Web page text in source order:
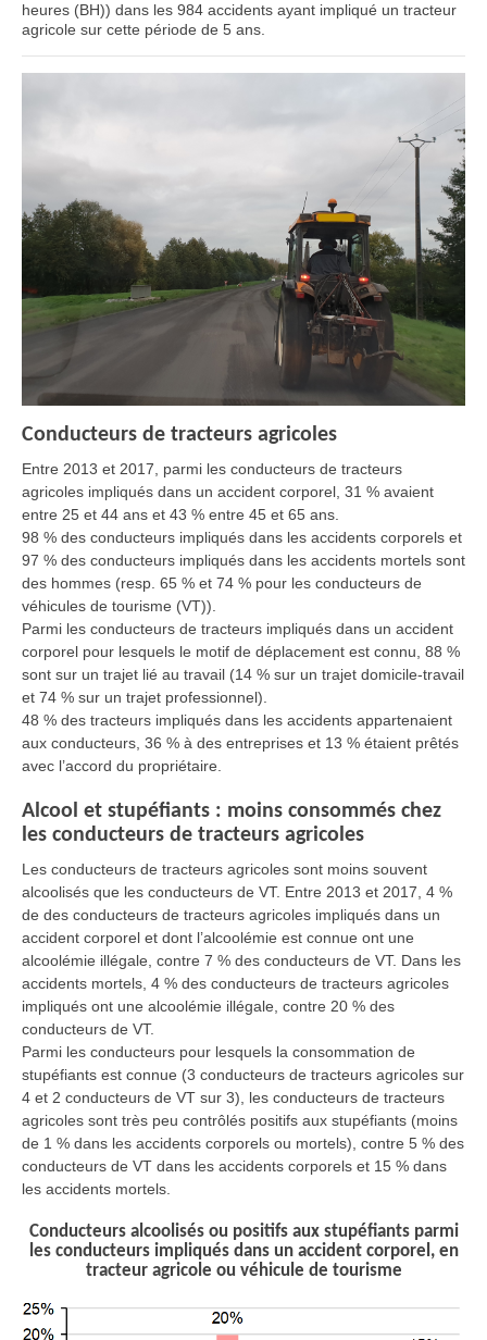
heures (BH)) dans les 984 accidents ayant impliqué un tracteur
agricole sur cette période de 5 ans.
Conducteurs de tracteurs agricoles
Entre 2013 et 2017, parmi les conducteurs de tracteurs
agricoles impliqués dans un accident corporel, 31 % avaient
entre 25 et 44 ans et 43 % entre 45 et 65 ans.
98 % des conducteurs impliqués dans les accidents corporels et
97 % des conducteurs impliqués dans les accidents mortels sont
des hommes (resp. 65 % et 74 % pour les conducteurs de
véhicules de tourisme (VT)).
Parmi les conducteurs de tracteurs impliqués dans un accident
corporel pour lesquels le motif de déplacement est connu, 88 %
sont sur un trajet lié au travail (14 % sur un trajet domicile-travail
et 74 % sur un trajet professionnel).
48 % des tracteurs impliqués dans les accidents appartenaient
aux conducteurs, 36 % à des entreprises et 13 % étaient prêtés
avec l’accord du propriétaire.
Alcool et stupéfiants : moins consommés chez
les conducteurs de tracteurs agricoles
Les conducteurs de tracteurs agricoles sont moins souvent
alcoolisés que les conducteurs de VT. Entre 2013 et 2017, 4 %
de des conducteurs de tracteurs agricoles impliqués dans un
accident corporel et dont l’alcoolémie est connue ont une
alcoolémie illégale, contre 7 % des conducteurs de VT. Dans les
accidents mortels, 4 % des conducteurs de tracteurs agricoles
impliqués ont une alcoolémie illégale, contre 20 % des
conducteurs de VT.
Parmi les conducteurs pour lesquels la consommation de
stupéfiants est connue (3 conducteurs de tracteurs agricoles sur
4 et 2 conducteurs de VT sur 3), les conducteurs de tracteurs
agricoles sont très peu contrôlés positifs aux stupéfiants (moins
de 1 % dans les accidents corporels ou mortels), contre 5 % des
conducteurs de VT dans les accidents corporels et 15 % dans
les accidents mortels.
Conducteurs alcoolisés ou positifs aux stupéfiants parmi
les conducteurs impliqués dans un accident corporel, en
tracteur agricole ou véhicule de tourisme